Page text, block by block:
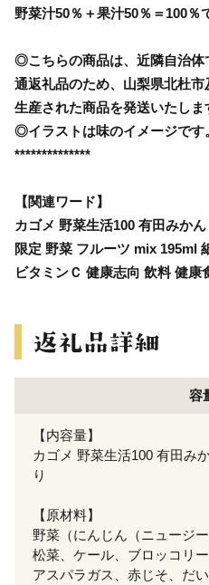
野菜汁50％＋果汁50％＝100％
◎こちらの商品は、近隣自治体
通返礼品のため、山梨県北杜
生産された商品を発送いたしま
◎イラストは味のイメージです
**************
【関連ワード】
カゴメ 野菜生活100 有田みか
限定 野菜 フルーツ mix 195ml
ビタミンＣ 健康志向 飲料 健康
容
【内容量】
カゴメ 野菜生活100 有田み
り
【原材料】
野菜（にんじん（ニュージ
松菜、ケール、ブロッコリ
アスパラガス、赤じそ、だ